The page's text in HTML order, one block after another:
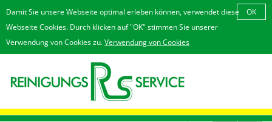
Damit Sie unsere Webseite optimal erleben können, verwendet diese
Webseite Cookies. Durch klicken auf "OK" stimmen Sie unserer
Verwendung von Cookies zu.Verwendung von Cookies
OK